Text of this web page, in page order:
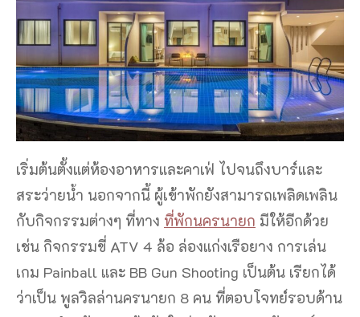
เริ่มต้นตั้งแต่ห้องอาหารและคาเฟ่ ไปจนถึงบาร์และ
สระว่ายน้ำ นอกจากนี้ ผู้เข้าพักยังสามารถเพลิดเพลิน
กับกิจกรรมต่างๆ ที่ทาง ที่พักนครนายก มีให้อีกด้วย
เช่น กิจกรรมขี่ ATV 4 ล้อ ล่องแก่งเรือยาง การเล่น
เกม Painball และ BB Gun Shooting เป็นต้น เรียกได้
ว่าเป็น พูลวิลล่านครนายก 8 คน ที่ตอบโจทย์รอบด้าน